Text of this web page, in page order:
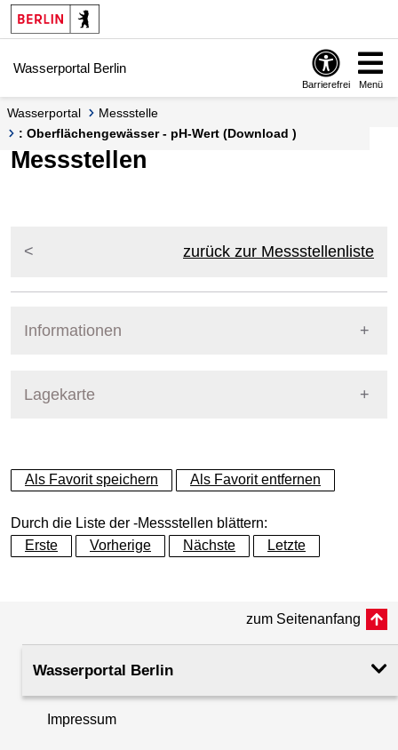
Springe zur Navigation
Springe zum Inhalt
Wasserportal Berlin
Barrierefrei Menü
Wasserportal
Messstelle
: Oberflächengewässer - pH-Wert (Download )
Messstellen
zurück zur Messstellenliste
Informationen
Lagekarte
+
−
Als Favorit speichern Als Favorit entfernen
Durch die Liste der -Messstellen blättern:
Erste
Vorherige Nächste Letzte
zum Seitenanfang
Wasserportal Berlin
Impressum